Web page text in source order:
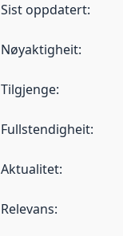
Sist oppdatert:
Nøyaktigheit:
Tilgjenge:
Fullstendigheit:
Aktualitet:
Relevans: